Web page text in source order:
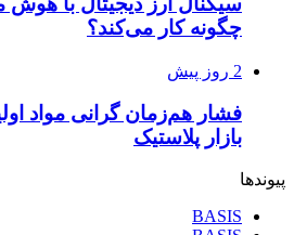
چگونه کار می‌کند؟
2 روز پیش
فشار هم‌زمان گرانی مواد
بازار پلاستیک
پیوندها
BASIS